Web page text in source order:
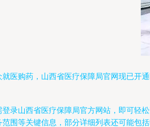
医购药，山西省医疗保障局官网现已开
录山西省医疗保障局官方网站，即可轻
围等关键信息，部分详细列表还可能包